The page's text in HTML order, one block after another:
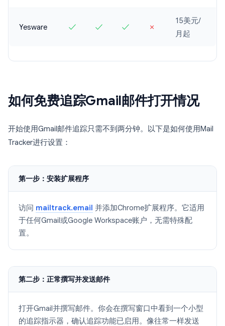
Yesware ✓ ✓ ✓ ✗
15美元/
月起
如何免费追踪Gmail邮件打开情况
开始使用Gmail邮件追踪只需不到两分钟。以下是如何使用Mail
Tracker进行设置：
第一步：安装扩展程序
访问 mailtrack.email 并添加Chrome扩展程序。它适用
于任何Gmail或Google Workspace账户，无需特殊配
置。
第二步：正常撰写并发送邮件
打开Gmail并撰写邮件。你会在撰写窗口中看到一个小型
的追踪指示器，确认追踪功能已启用。像往常一样发送